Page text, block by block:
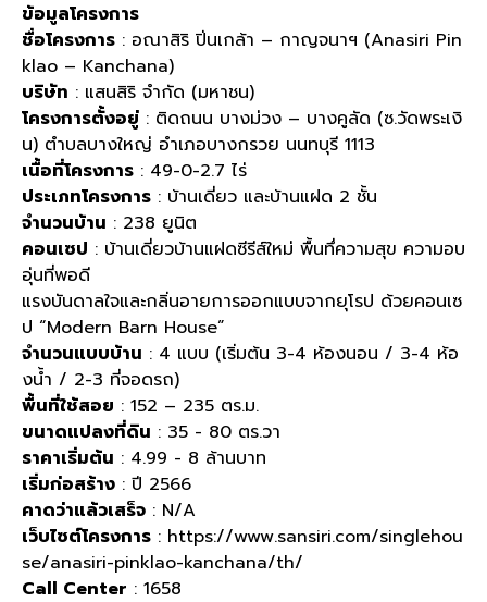
ข้อมูลโครงการ
ชื่อโครงการ : อณาสิริ ปิ่นเกล้า – กาญจนาฯ (Anasiri Pin
klao – Kanchana)
บริษัท : แสนสิริ จำกัด (มหาชน)
โครงการตั้งอยู่ : ติดถนน บางม่วง – บางคูลัด (ซ.วัดพระเงิ
น) ตำบลบางใหญ่ อำเภอบางกรวย นนทบุรี 1113
เนื้อที่โครงการ : 49-0-2.7 ไร่
ประเภทโครงการ : บ้านเดี่ยว และบ้านแฝด 2 ชั้น
จำนวนบ้าน : 238 ยูนิต
คอนเซป : บ้านเดี่ยวบ้านแฝดซีรีส์ใหม่ พื้นทึ่ความสุข ความอบ
อุ่นที่พอดี
แรงบันดาลใจและกลิ่นอายการออกแบบจากยุโรป ด้วยคอนเซ
ป “Modern Barn House”
จำนวนแบบบ้าน : 4 แบบ (เริ่มต้น 3-4 ห้องนอน / 3-4 ห้อ
งน้ำ / 2-3 ที่จอดรถ)
พื้นที่ใช้สอย : 152 – 235 ตร.ม.
ขนาดแปลงที่ดิน : 35 - 80 ตร.วา
ราคาเริ่มต้น : 4.99 - 8 ล้านบาท
เริ่มก่อสร้าง : ปี 2566
คาดว่าแล้วเสร็จ : N/A
เว็บไซต์โครงการ : https://www.sansiri.com/singlehou
se/anasiri-pinklao-kanchana/th/
Call Center : 1658